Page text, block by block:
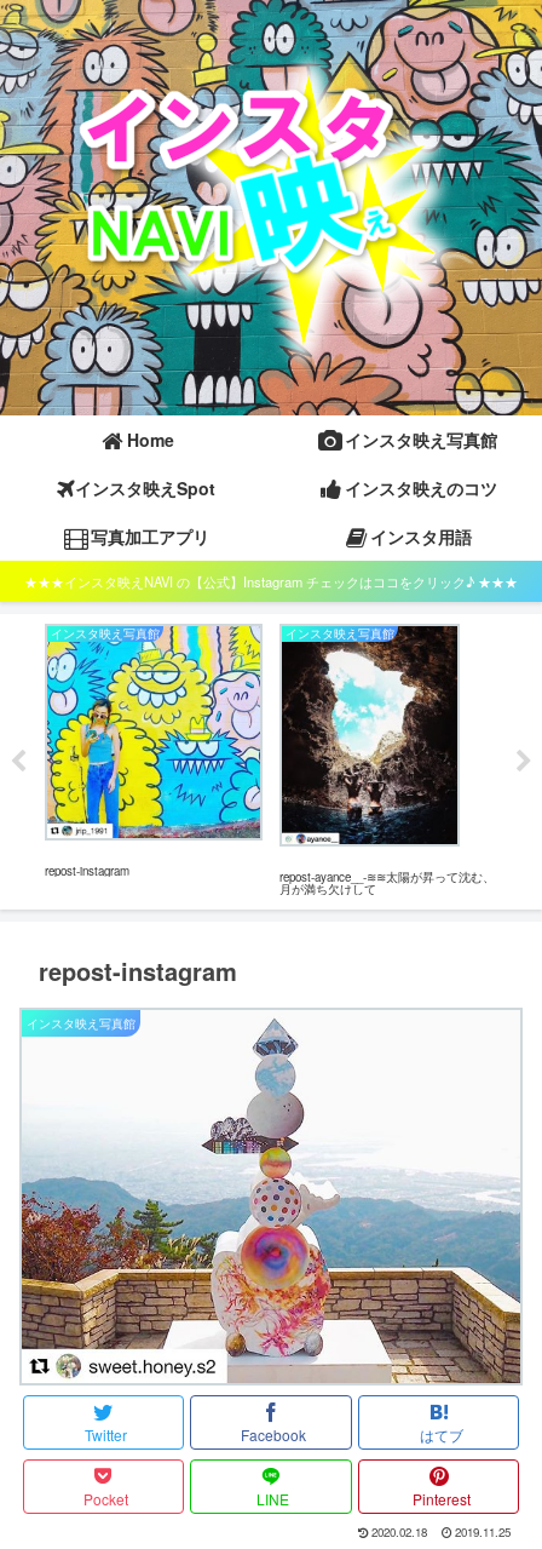
Home
インスタ映え写真館
インスタ映えSpot
インスタ映えのコツ
写真加工アプリ
インスタ用語
★★★インスタ映えNAVI の【公式】Instagram チェックはココをクリック♪ ★★★
インスタ映え写真館
repost-instagram
インスタ映え写真館
repost-ayance__-≋≋太陽が昇って沈む、
月が満ち欠けして
repost-instagram
インスタ映え写真館
Twitter Facebook はてブ
Pocket LINE Pinterest
2020.02.18 2019.11.25